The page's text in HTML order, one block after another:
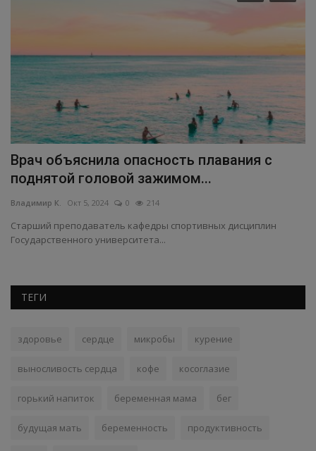
Врач объяснила опасность плавания с
поднятой головой зажимом...
Владимир К. Окт 5, 2024 0 214
Старший преподаватель кафедры спортивных дисциплин
Государственного университета...
ТЕГИ
здоровье сердце микробы курение
выносливость сердца кофе косоглазие
горький напиток беременная мама бег
будущая мать беременность продуктивность